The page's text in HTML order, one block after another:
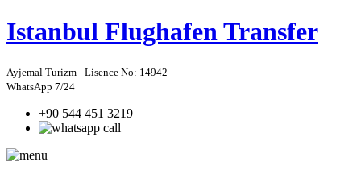
Istanbul Flughafen Transfer
Ayjemal Turizm - Lisence No: 14942
WhatsApp 7/24
+90 544 451 3219